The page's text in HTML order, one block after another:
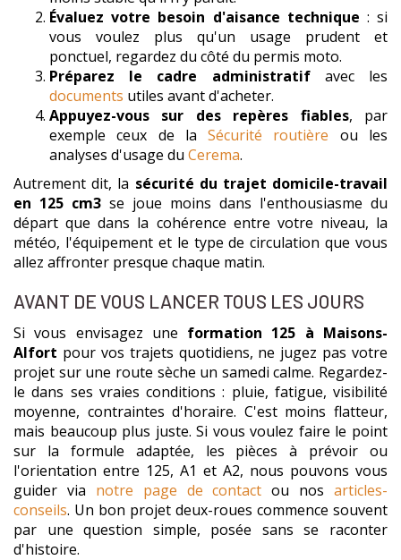
Évaluez votre besoin d'aisance technique : si
vous voulez plus qu'un usage prudent et
ponctuel, regardez du côté du permis moto.
Préparez le cadre administratifavec les
documents utiles avant d'acheter.
Appuyez-vous sur des repères fiables, par
exemple ceux de laSécurité routière ou les
analyses d'usage du Cerema.
Autrement dit, la sécurité du trajet domicile-travail
en 125 cm3 se joue moins dans l'enthousiasme du
départ que dans la cohérence entre votre niveau, la
météo, l'équipement et le type de circulation que vous
allez affronter presque chaque matin.
AVANT DE VOUS LANCER TOUS LES JOURS
Si vous envisagez une formation 125 à Maisons-
Alfort pour vos trajets quotidiens, ne jugez pas votre
projet sur une route sèche un samedi calme. Regardez-
le dans ses vraies conditions : pluie, fatigue, visibilité
moyenne, contraintes d'horaire. C'est moins flatteur,
mais beaucoup plus juste. Si vous voulez faire le point
sur la formule adaptée, les pièces à prévoir ou
l'orientation entre 125, A1 et A2, nous pouvons vous
guider via notre page de contact ou nos articles-
conseils. Un bon projet deux-roues commence souvent
par une question simple, posée sans se raconter
d'histoire.